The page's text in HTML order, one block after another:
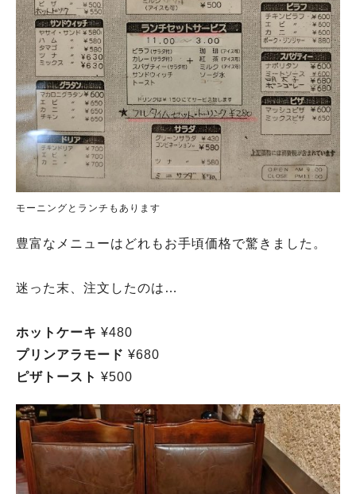
モーニングとランチもあります
豊富なメニューはどれもお手頃価格で驚きました。
迷った末、注文したのは…
ホットケーキ ¥480
プリンアラモード ¥680
ピザトースト ¥500